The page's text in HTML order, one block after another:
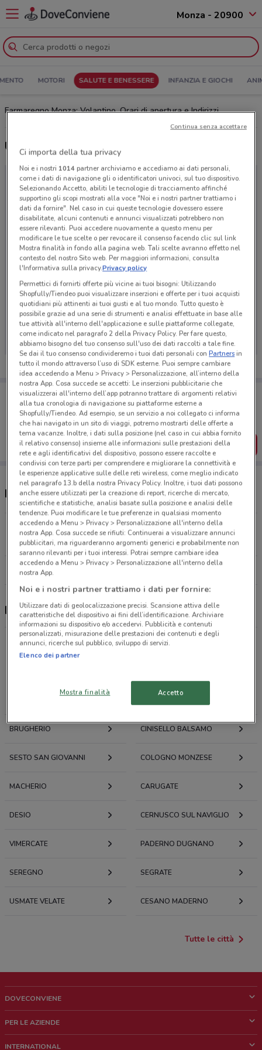
Monza - 20900
MOTORI SALUTE E BENESSERE INFANZIA E GIOCHI
Farmaregno Monza: Volantino, Orari di apertura e Indirizzi
Ultime offerte del volantino Farmaregno
Ci dispiace, al momento non abbiamo pubblicato
volantini nella tua zona. Riprova più tardi.
Porta DoveConviene sempre con te!
Puoi trovare le migliori offerte dei negozi vicino a te,
salvarle e creare la tua lista del risparmio, comodamente
dal tuo cellulare.
SCARICA L’APP
Negozi Farmaregno a Monza
Piazza Frattini, 8 Milano
17.8 km
CHIUSO
Farmaregno, offerte e negozi
BRUGHERIO CINISELLO BALSAMO
SESTO SAN GIOVANNI COLOGNO MONZESE
MACHERIO CARUGATE
DESIO CERNUSCO SUL NAVIGLIO
VIMERCATE PADERNO DUGNANO
SEREGNO SEGRATE
USMATE VELATE CESANO MADERNO
Tutte le città
DOVECONVIENE
Chi siamo
PER LE AZIENDE
INTERNATIONAL
Ci importa della tua privacy
Noi e i nostri 1014partner archiviamo e accediamo ai dati personali,
come i dati di navigazione gli o identificatori univoci, sul tuo dispositivo.
Selezionando Accetto, abiliti le tecnologie di tracciamento affinché
supportino gli scopi mostrati alla voce "Noi e i nostri partner trattiamo i
dati da fornire". Nel caso in cui queste tecnologie dovessero essere
disabilitate, alcuni contenuti e annunci visualizzati potrebbero non
essere rilevanti. Puoi accedere nuovamente a questo menu per
modificare le tue scelte o per revocare il consenso facendo clic sul link
Mostra finalità in fondo alla pagina web. Tali scelte avranno effetto nel
contesto del nostro Sito web. Per maggiori informazioni, consulta
l'Informativa sulla privacy.Privacy policy
Permettici di fornirti offerte più vicine ai tuoi bisogni: Utilizzando
Shopfully/Tiendeo puoi visualizzare inserzioni e offerte per i tuoi acquisti
quotidiani più attinenti ai tuoi gusti e al tuo mondo. Tutto questo è
possibile grazie ad una serie di strumenti e analisi effettuate in base alle
tue attività all'interno dell'applicazione e sulle piattaforme collegate,
come indicato nel paragrafo 2 della Privacy Policy. Per fare questo,
abbiamo bisogno del tuo consenso sull'uso dei dati raccolti a tale fine.
Se dai il tuo consenso condivideremo i tuoi dati personali conPartnersin
tutto il mondo attraverso l’uso di SDK esterne. Puoi sempre cambiare
idea accedendo a Menu > Privacy > Personalizzazione, all’interno della
nostra App. Cosa succede se accetti: Le inserzioni pubblicitarie che
visualizzerai all'interno dell’app potranno trattare di argomenti relativi
alla tua cronologia di navigazione su piattaforme esterne a
Shopfully/Tiendeo. Ad esempio, se un servizio a noi collegato ci informa
che hai navigato in un sito di viaggi, potremo mostrarti delle offerte a
tema vacanze. Inoltre, i dati sulla posizione (nel caso in cui abbia fornito
il relativo consenso) insieme alle informazioni sulle prestazioni della
rete e agli identificativi del dispositivo, possono essere raccolte e
condivisi con terze parti per comprendere e migliorare la connettività e
le esperienze applicative sulle delle reti wireless, come meglio indicato
nel paragrafo 13.b della nostra Privacy Policy. Inoltre, i tuoi dati possono
anche essere utilizzati per la creazione di report, ricerche di mercato,
scientifiche e statistiche, analisi basate sulla posizione e analisi delle
tendenze. Puoi modificare le tue preferenze in qualsiasi momento
accedendo a Menu > Privacy > Personalizzazione all'interno della
nostra App. Cosa succede se rifiuti: Continuerai a visualizzare annunci
pubblicitari, ma riguarderanno argomenti generici e probabilmente non
saranno rilevanti per i tuoi interessi. Potrai sempre cambiare idea
accedendo a Menu > Privacy > Personalizzazione all'interno della
nostra App.
Noi e i nostri partner trattiamo i dati per fornire:
Utilizzare dati di geolocalizzazione precisi. Scansione attiva delle
caratteristiche del dispositivo ai fini dell’identificazione. Archiviare
informazioni su dispositivo e/o accedervi. Pubblicità e contenuti
personalizzati, misurazione delle prestazioni dei contenuti e degli
annunci, ricerche sul pubblico, sviluppo di servizi.
Elenco dei partner
Mostra finalità Accetto
Continua senza accettare